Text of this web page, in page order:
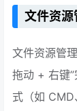
文件资源
文件资源管
拖动 + 右键
式（如